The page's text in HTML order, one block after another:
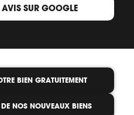
SUR GOOGLE
BIEN GRATUITEMENT
DE NOS NOUVEAUX BIENS